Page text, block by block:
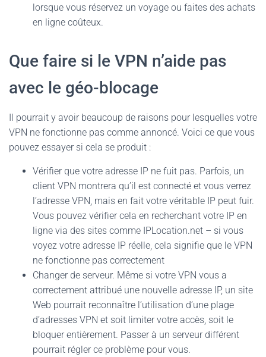
lorsque vous réservez un voyage ou faites des achats
en ligne coûteux.
Que faire si le VPN n’aide pas
avec le géo-blocage
Il pourrait y avoir beaucoup de raisons pour lesquelles votre
VPN ne fonctionne pas comme annoncé. Voici ce que vous
pouvez essayer si cela se produit :
Vérifier que votre adresse IP ne fuit pas. Parfois, un
client VPN montrera qu’il est connecté et vous verrez
l’adresse VPN, mais en fait votre véritable IP peut fuir.
Vous pouvez vérifier cela en recherchant votre IP en
ligne via des sites comme IPLocation.net – si vous
voyez votre adresse IP réelle, cela signifie que le VPN
ne fonctionne pas correctement
Changer de serveur. Même si votre VPN vous a
correctement attribué une nouvelle adresse IP, un site
Web pourrait reconnaître l’utilisation d’une plage
d’adresses VPN et soit limiter votre accès, soit le
bloquer entièrement. Passer à un serveur différent
pourrait régler ce problème pour vous.